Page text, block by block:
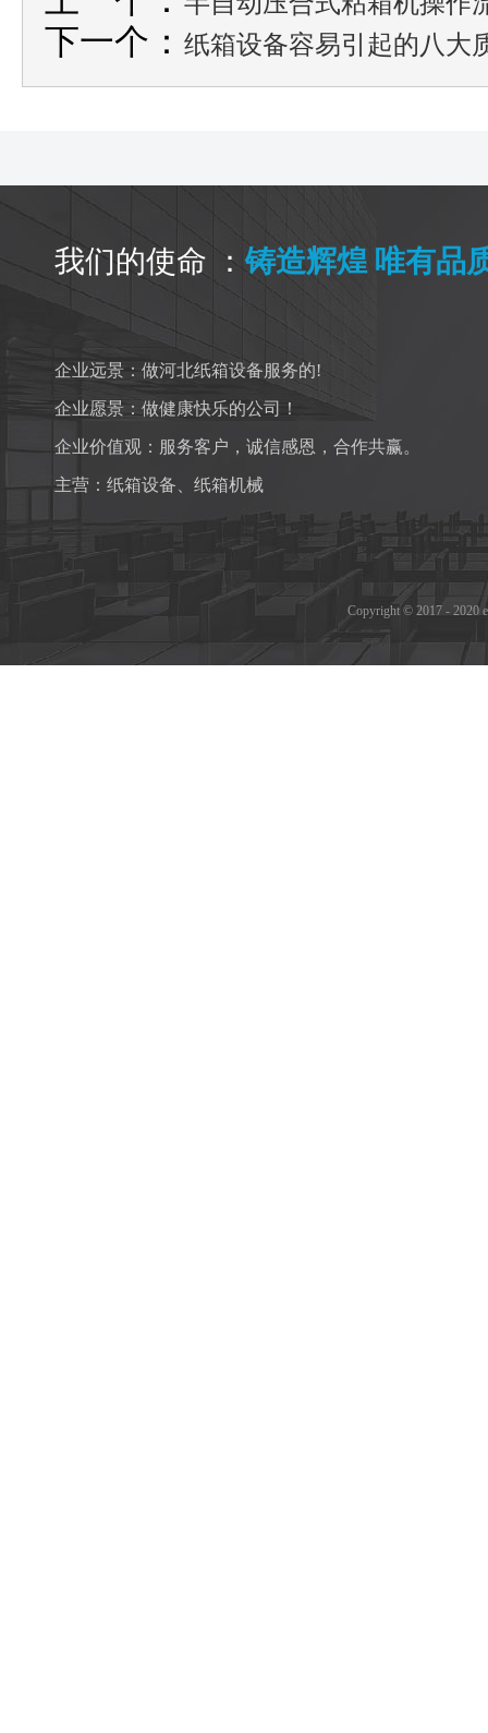
下一个： 纸箱设备容易引起的八大
我们的使命 ：铸造辉煌 唯有品
企业远景：做河北纸箱设备服务的!
企业愿景：做健康快乐的公司！
企业价值观：服务客户，诚信感恩，合作共赢。
主营： 纸箱设备 纸箱机械
Copyright © 2017 - 2020